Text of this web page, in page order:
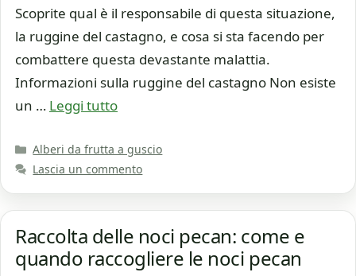
Scoprite qual è il responsabile di questa situazione,
la ruggine del castagno, e cosa si sta facendo per
combattere questa devastante malattia.
Informazioni sulla ruggine del castagno Non esiste
un … Leggi tutto
Categorie
Alberi da frutta a guscio
Lascia un commento
Raccolta delle noci pecan: come e
quando raccogliere le noci pecan